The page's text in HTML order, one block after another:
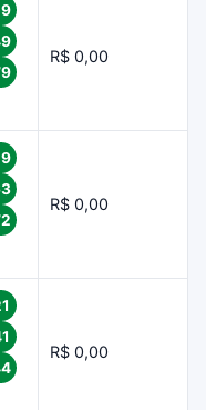
R$ 0,00
R$ 0,00
R$ 0,00